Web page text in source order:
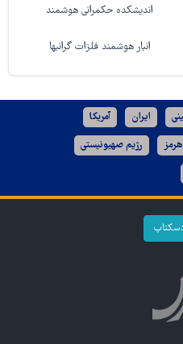
اندیشکده حکمرانی هوشمند
انبار هوشمند فلزات گرانبها
ایران آمریکا
رژیم صهیونیستی